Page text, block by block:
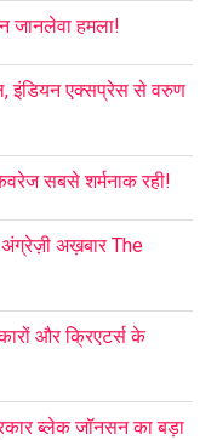
जानलेवा हमला!
एक्सप्रेस से वरुण
सबसे शर्मनाक रही!
अंग्रेज़ी अख़बार The
और क्रिएटर्स के
ब्लेक जॉनसन का बड़ा